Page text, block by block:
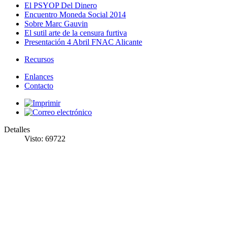
El PSYOP Del Dinero
Encuentro Moneda Social 2014
Sobre Marc Gauvin
El sutil arte de la censura furtiva
Presentación 4 Abril FNAC Alicante
Recursos
Enlances
Contacto
Detalles
Visto: 69722